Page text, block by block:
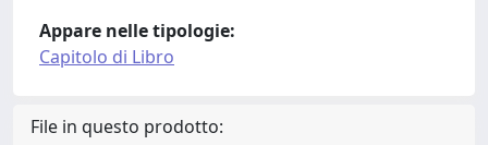
Appare nelle tipologie:
Capitolo di Libro
File in questo prodotto: